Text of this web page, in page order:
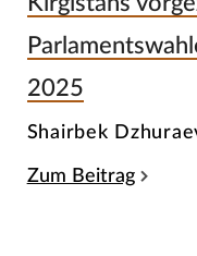
2025
Shairbek
Zum Beitrag